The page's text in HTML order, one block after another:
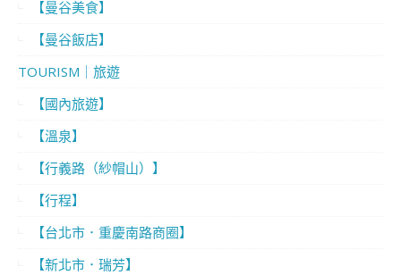
【曼谷美食】
【曼谷飯店】
TOURISM｜旅遊
【國內旅遊】
【溫泉】
【行義路（紗帽山）】
【行程】
【台北市．重慶南路商圈】
【新北市．瑞芳】